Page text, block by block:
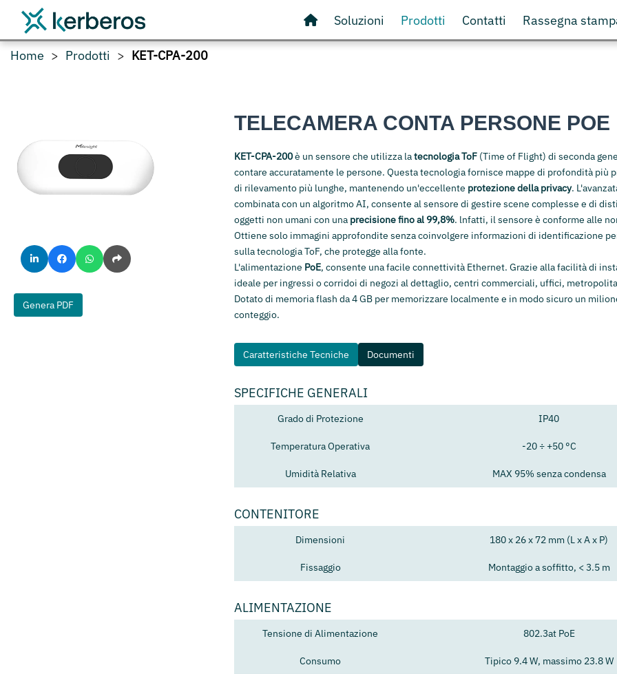
Soluzioni Prodotti Contatti Rassegna
Home Prodotti KET-CPA-200
Genera PDF
TELECAMERA CONTA PERSONE POE
KET-CPA-200è un sensore che utilizza latecnologia ToF (Time of Flight) di seconda
contare accuratamente le persone. Questa tecnologia fornisce mappe di profondità più
di rilevamento più lunghe, mantenendo un'eccellente protezione della privacy.
combinata con un algoritmo AI, consente al sensore di gestire scene complesse e di
oggetti non umani con una precisione fino al 99,8%. lnfatti, il sensore è conforme alle
Ottiene solo immagini approfondite senza coinvolgere informazioni di identificazione
sulla tecnologia ToF, che protegge alla fonte.
L'alimentazione PoE, consente una facile connettività Ethernet. Grazie alla facilità di
ideale per ingressi o corridoi di negozi al dettaglio, centri commerciali, uffici,
Dotato di memoria flash da 4 GB per memorizzare localmente e in modo sicuro un
conteggio.
Caratteristiche Tecniche Documenti
SPECIFICHE GENERALI
Grado di Protezione IP40
Temperatura Operativa -20 ÷ +50 °C
Umidità Relativa MAX 95% senza condensa
CONTENITORE
Dimensioni 180 x 26 x 72 mm (L x A x P)
Fissaggio Montaggio a soffitto, < 3.5 m
ALIMENTAZIONE
Tensione di Alimentazione 802.3at PoE
Consumo Tipico 9.4 W, massimo 23.8 W